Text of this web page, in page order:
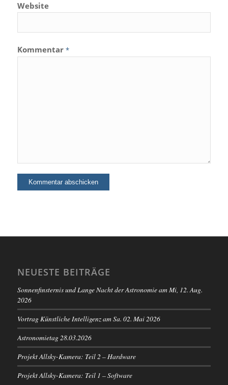
Website
Kommentar *
NEUESTE BEITRÄGE
Sonnenfinsternis und Lange Nacht der Astronomie am Mi, 12. Aug.
2026
Vortrag Künstliche Intelligenz am Sa. 02. Mai 2026
Astronomietag 28.03.2026
Projekt Allsky-Kamera: Teil 2 – Hardware
Projekt Allsky-Kamera: Teil 1 – Software